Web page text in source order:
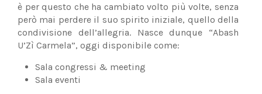
è per questo che ha cambiato volto più volte, senza
però mai perdere il suo spirito iniziale, quello della
condivisione dell’allegria. Nasce dunque “Abash
U’Zì Carmela”, oggi disponibile come:
Sala congressi & meeting
Sala eventi